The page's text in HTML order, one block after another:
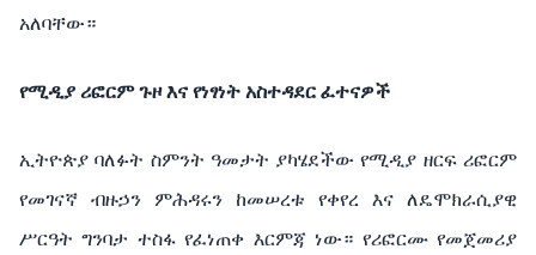
አለባቸው።
የሚዲያ ሪፎርም ጉዞ እና የነፃነት አስተዳደር ፈተናዎች
ኢትዮጵያ ባለፉት ስምንት ዓመታት ያካሄደችው የሚዲያ ዘርፍ ሪፎርም
የመገናኛ ብዙኃን ምሕዳሩን ከመሠረቱ የቀየረ እና ለዴሞክራሲያዊ
ሥርዓት ግንባታ ተስፋ የፈነጠቀ እርምጃ ነው። የሪፎርሙ የመጀመሪያ